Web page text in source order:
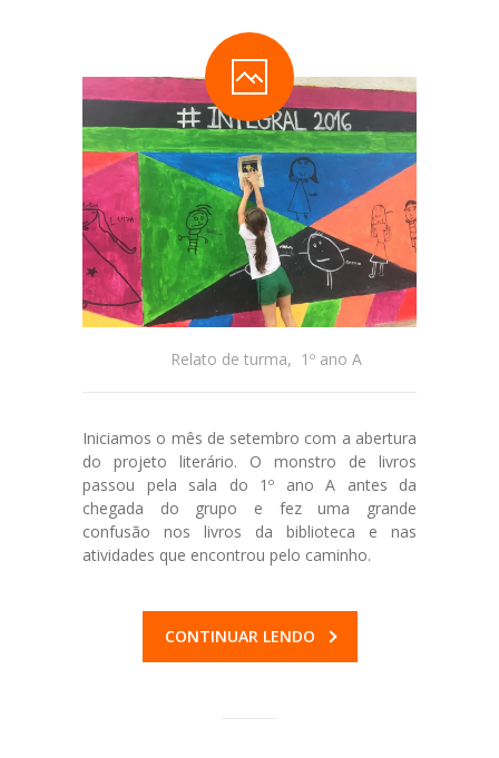
Relato de turma, 1º ano A
Iniciamos o mês de setembro com a abertura
do projeto literário. O monstro de livros
passou pela sala do 1º ano A antes da
chegada do grupo e fez uma grande
confusão nos livros da biblioteca e nas
atividades que encontrou pelo caminho.
CONTINUAR LENDO